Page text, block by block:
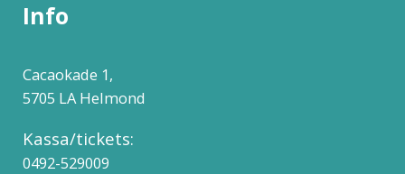
Info
Cacaokade 1,
5705 LA Helmond
Kassa/tickets:
0492-529009